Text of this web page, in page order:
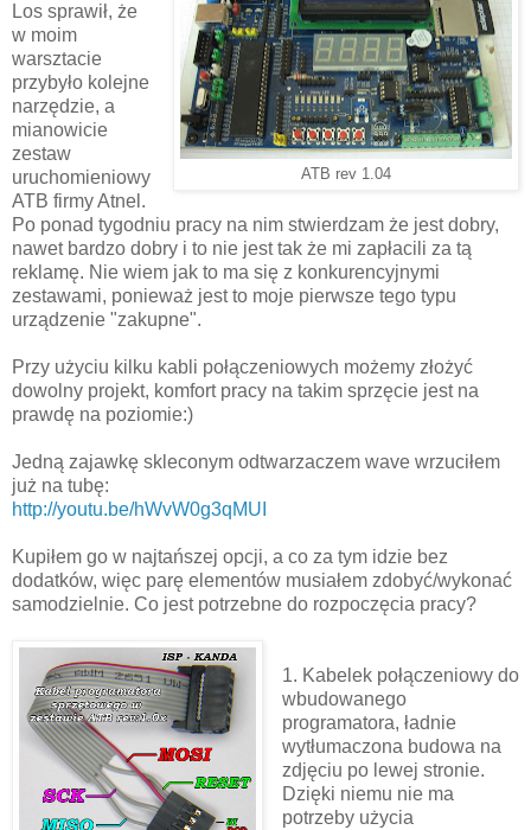
ATB rev 1.04
Los sprawił, że
w moim
warsztacie
przybyło kolejne
narzędzie, a
mianowicie
zestaw
uruchomieniowy
ATB firmy Atnel.
Po ponad tygodniu pracy na nim stwierdzam że jest dobry,
nawet bardzo dobry i to nie jest tak że mi zapłacili za tą
reklamę. Nie wiem jak to ma się z konkurencyjnymi
zestawami, ponieważ jest to moje pierwsze tego typu
urządzenie "zakupne".
Przy użyciu kilku kabli połączeniowych możemy złożyć
dowolny projekt, komfort pracy na takim sprzęcie jest na
prawdę na poziomie:)
Jedną zajawkę skleconym odtwarzaczem wave wrzuciłem
już na tubę:
http://youtu.be/hWvW0g3qMUI
Kupiłem go w najtańszej opcji, a co za tym idzie bez
dodatków, więc parę elementów musiałem zdobyć/wykonać
samodzielnie. Co jest potrzebne do rozpoczęcia pracy?
1. Kabelek połączeniowy do
wbudowanego
programatora, ładnie
wytłumaczona budowa na
zdjęciu po lewej stronie.
Dzięki niemu nie ma
potrzeby użycia